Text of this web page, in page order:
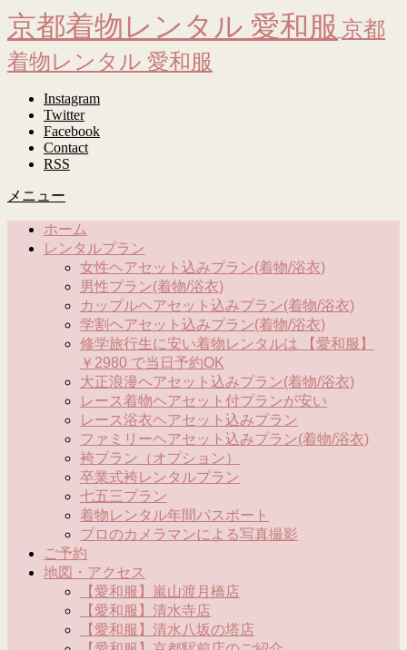
京都着物レンタル 愛和服 京都
着物レンタル 愛和服
Instagram
Twitter
Facebook
Contact
RSS
メニュー
ホーム
レンタルプラン
女性ヘアセット込みプラン(着物/浴衣)
男性プラン(着物/浴衣)
カップルヘアセット込みプラン(着物/浴衣)
学割ヘアセット込みプラン(着物/浴衣)
修学旅行生に安い着物レンタルは 【愛和服】
￥2980 で当日予約OK
大正浪漫ヘアセット込みプラン(着物/浴衣)
レース着物ヘアセット付プランが安い
レース浴衣ヘアセット込みプラン
ファミリーヘアセット込みプラン(着物/浴衣)
袴プラン（オプション）
卒業式袴レンタルプラン
七五三プラン
着物レンタル年間パスポート
プロのカメラマンによる写真撮影
ご予約
地図・アクセス
【愛和服】嵐山渡月橋店
【愛和服】清水寺店
【愛和服】清水八坂の塔店